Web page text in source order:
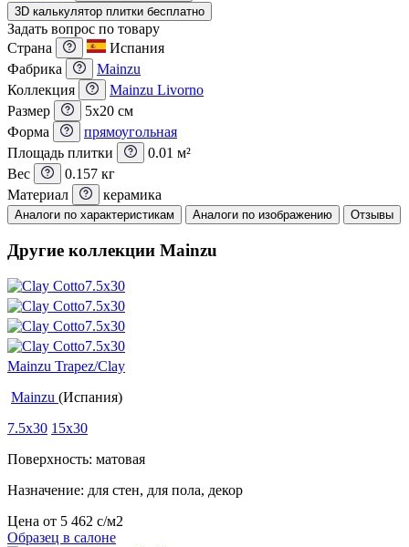
3D калькулятор плитки бесплатно
Задать вопрос по товару
Страна
Испания
Фабрика
Mainzu
Коллекция
Mainzu Livorno
Размер
5x20 см
Форма
прямоугольная
Площадь плитки
0.01 м²
Вес
0.157 кг
Материал
керамика
Аналоги по характеристикам Аналоги по изображению Отзывы
Другие коллекции Mainzu
Mainzu Trapez/Clay
Mainzu (Испания)
7.5x30 15x30
Поверхность: матовая
Назначение: для стен, для пола, декор
Цена от 5 462 c/м2
Образец в салоне